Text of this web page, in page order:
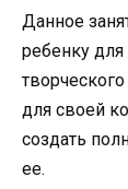
Данное
ребенку для
для своей
создать
ее.